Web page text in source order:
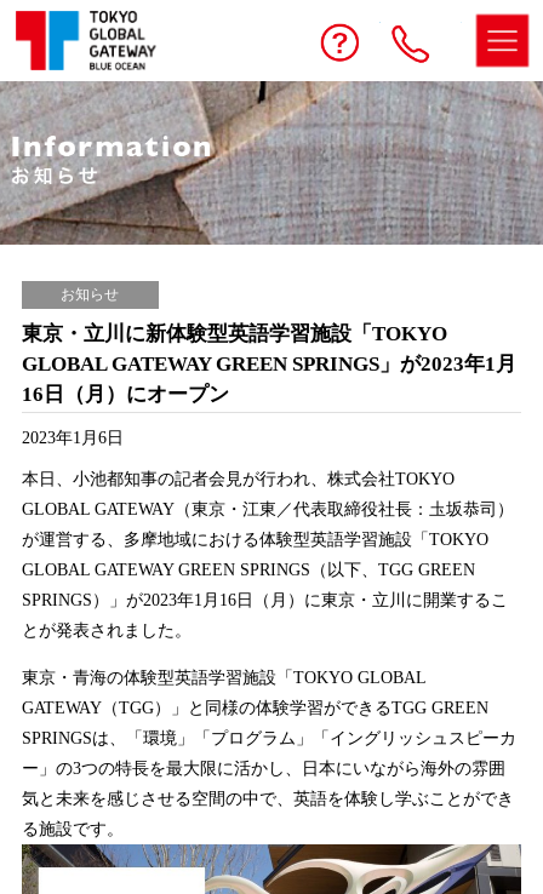
お問い合わせ電話
お知らせ
東京・立川に新体験型英語学習施設「TOKYO
GLOBAL GATEWAY GREEN SPRINGS」が2023年1月
16日（月）にオープン
2023年1月6日
本日、小池都知事の記者会見が行われ、株式会社TOKYO
GLOBAL GATEWAY（東京・江東／代表取締役社長：圡坂恭司）
が運営する、多摩地域における体験型英語学習施設「TOKYO
GLOBAL GATEWAY GREEN SPRINGS（以下、TGG GREEN
SPRINGS）」が2023年1月16日（月）に東京・立川に開業するこ
とが発表されました。
東京・青海の体験型英語学習施設「TOKYO GLOBAL
GATEWAY（TGG）」と同様の体験学習ができるTGG GREEN
SPRINGSは、「環境」「プログラム」「イングリッシュスピーカ
ー」の3つの特長を最大限に活かし、日本にいながら海外の雰囲
気と未来を感じさせる空間の中で、英語を体験し学ぶことができ
る施設です。